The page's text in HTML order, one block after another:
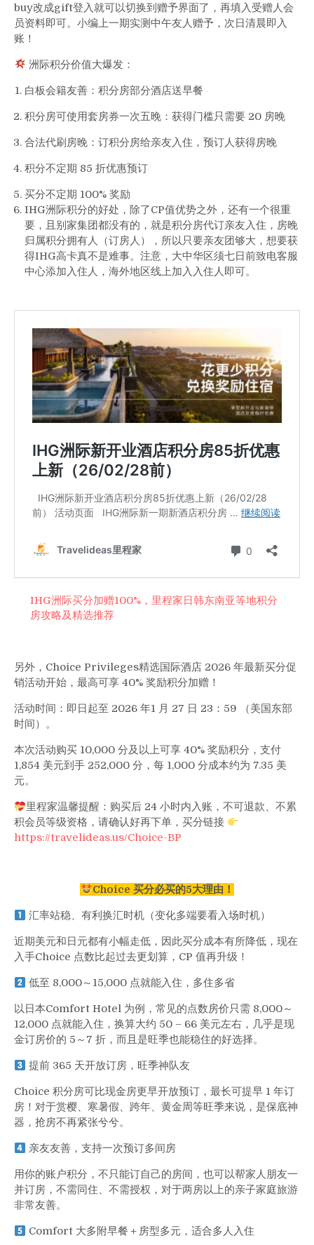
buy改成gift登入就可以切换到赠予界面了，再填入受赠人会
员资料即可。小编上一期实测中午友人赠予，次日清晨即入
账！
洲际积分价值大爆发：
白板会籍友善：积分房部分酒店送早餐
积分房可使用套房券一次五晚：获得门槛只需要 20 房晚
合法代刷房晚：订积分房给亲友入住，预订人获得房晚
积分不定期 85 折优惠预订
买分不定期 100% 奖励
IHG洲际积分的好处，除了CP值优势之外，还有一个很重
要，且别家集团都没有的，就是积分房代订亲友入住，房晚
归属积分拥有人（订房人），所以只要亲友团够大，想要获
得IHG高卡真不是难事。注意，大中华区须七日前致电客服
中心添加入住人，海外地区线上加入入住人即可。
IHG洲际买分加赠100%，里程家日韩东南亚等地积分
房攻略及精选推荐
另外，Choice Privileges精选国际酒店 2026 年最新买分促
销活动开始，最高可享 40% 奖励积分加赠！
活动时间：即日起至 2026 年1 月 27 日 23：59 （美国东部
时间）。
本次活动购买 10,000 分及以上可享 40% 奖励积分，支付
1,854 美元到手 252,000 分，每 1,000 分成本约为 7.35 美
元。
里程家温馨提醒：购买后 24 小时内入账，不可退款、不累
积会员等级资格，请确认好再下单，买分链接
https://travelideas.us/Choice-BP
Choice 买分必买的5大理由！
汇率站稳、有利换汇时机（变化多端要看入场时机）
近期美元和日元都有小幅走低，因此买分成本有所降低，现在
入手Choice 点数比起过去更划算，CP 值再升级！
低至 8,000～15,000 点就能入住，多住多省
以日本Comfort Hotel 为例，常见的点数房价只需 8,000～
12,000 点就能入住，换算大约 50 – 66 美元左右，几乎是现
金订房价的 5～7 折，而且是旺季也能稳住的好选择。
提前 365 天开放订房，旺季神队友
Choice 积分房可比现金房更早开放预订，最长可提早 1 年订
房！对于赏樱、寒暑假、跨年、黄金周等旺季来说，是保底神
器，抢房不再紧张兮兮。
亲友友善，支持一次预订多间房
用你的账户积分，不只能订自己的房间，也可以帮家人朋友一
并订房，不需同住、不需授权，对于两房以上的亲子家庭旅游
非常友善。
Comfort 大多附早餐＋房型多元，适合多人入住